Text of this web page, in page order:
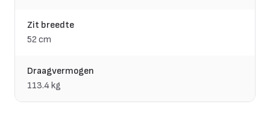
Zit breedte
52 cm
Draagvermogen
113.4 kg